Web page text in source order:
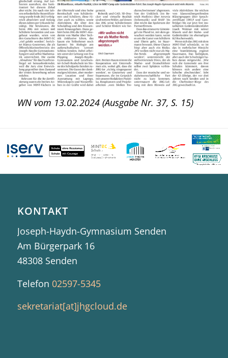
WN vom 13.02.2024 (Ausgabe Nr. 37, S. 15)
KONTAKT
Joseph-Haydn-Gymnasium Senden
Am Bürgerpark 16
48308 Senden
Telefon 02597-5345
sekretariat[at]jhgcloud.de